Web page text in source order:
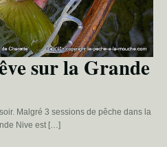
sur la Grande
Malgré 3 sessions de pêche dans la
Nive est […]